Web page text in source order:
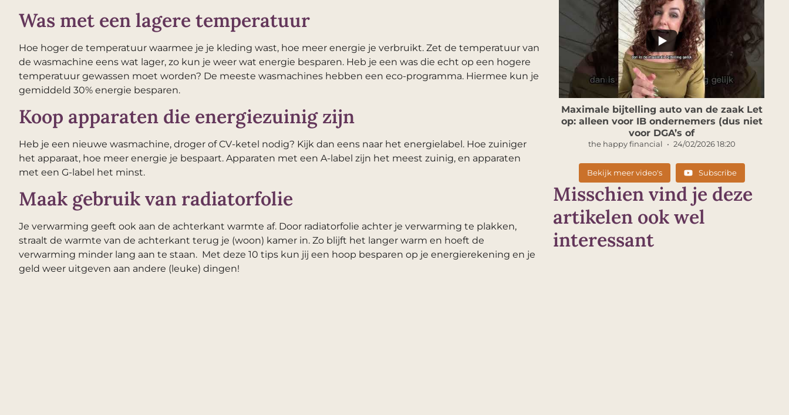
Was met een lagere temperatuur
Hoe hoger de temperatuur waarmee je je kleding wast, hoe meer energie je verbruikt. Zet de temperatuur van
de wasmachine eens wat lager, zo kun je weer wat energie besparen. Heb je een was die echt op een hogere
temperatuur gewassen moet worden? De meeste wasmachines hebben een eco-programma. Hiermee kun je
gemiddeld 30% energie besparen.
Koop apparaten die energiezuinig zijn
Heb je een nieuwe wasmachine, droger of CV-ketel nodig? Kijk dan eens naar het energielabel. Hoe zuiniger
het apparaat, hoe meer energie je bespaart. Apparaten met een A-label zijn het meest zuinig, en apparaten
met een G-label het minst.
Maak gebruik van radiatorfolie
Je verwarming geeft ook aan de achterkant warmte af. Door radiatorfolie achter je verwarming te plakken,
straalt de warmte van de achterkant terug je (woon) kamer in. Zo blijft het langer warm en hoeft de
verwarming minder lang aan te staan. Met deze 10 tips kun jij een hoop besparen op je energierekening en je
geld weer uitgeven aan andere (leuke) dingen!
...
Maximale bijtelling auto van de zaak Let
op: alleen voor IB ondernemers (dus niet
voor DGA’s of
the happy financial 24/02/2026 18:20
Bekijk meer video's Subscribe
Misschien vind je deze
artikelen ook wel
interessant